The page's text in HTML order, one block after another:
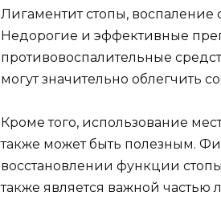
Лигаментит стопы, воспаление
Недорогие и эффективные
противовоспалительные
могут значительно облегчить
Кроме того, использование
также может быть полезным.
восстановлении функции
также является важной частью